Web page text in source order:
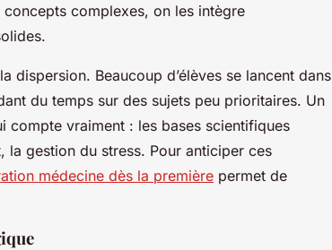
complexes, on les intègre
dispersion. Beaucoup d’élèves se lancent dans
du temps sur des sujets peu prioritaires. Un
vraiment : les bases scientifiques
la gestion du stress. Pour anticiper ces
médecine dès la première permet de